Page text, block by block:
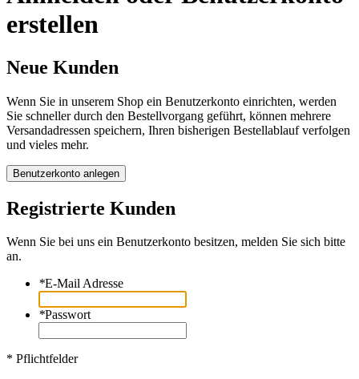
erstellen
Neue Kunden
Wenn Sie in unserem Shop ein Benutzerkonto einrichten, werden
Sie schneller durch den Bestellvorgang geführt, können mehrere
Versandadressen speichern, Ihren bisherigen Bestellablauf verfolgen
und vieles mehr.
Benutzerkonto anlegen
Registrierte Kunden
Wenn Sie bei uns ein Benutzerkonto besitzen, melden Sie sich bitte
an.
*E-Mail Adresse
*Passwort
* Pflichtfelder